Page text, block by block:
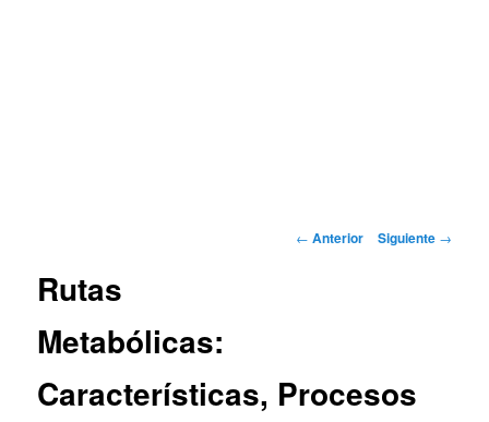
Navegación
← Anterior Siguiente →
Rutas
Metabólicas:
Características, Procesos